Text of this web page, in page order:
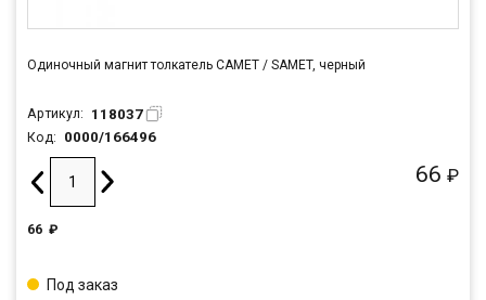
Одиночный магнит толкатель САМЕТ / SAMET, черный
Артикул: 118037
Код: 0000/166496
66 ₽
66 ₽
Под заказ